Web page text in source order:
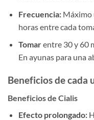
Frecuencia:Máximo
horas entre cada
Tomarentre 30 y 60
En ayunas para una
Beneficios de cada
Beneficios de Cialis
Efecto prolongado: